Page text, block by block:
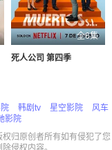
全6集
死人公司 第四季
韩剧tv 星空影院
风车
影院
归原创者所有如有侵犯了您
侵权内容。